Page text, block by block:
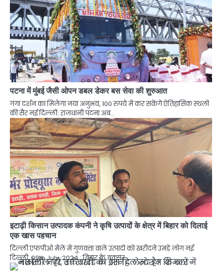
पटना में मुंबई जैसी ओपन डबल डेकर बस सेवा की शुरुआत
गंगा दर्शन का मिलेगा नया अनुभव, 100 रुपये में कर सकेंगे ऐतिहासिक स्थलों
की सैर नई दिल्ली: राजधानी पटना अब…
इटाढ़ी किसान उत्पादक कंपनी ने कृषि उत्पादों के क्षेत्र में बिहार को दिलाई
एक खास पहचान
दिल्ली एफपीओ मेले में गुणवत्ता वाले उत्पादों को खरीदने उमड़े लोग नई
दिल्ली, 09th July, 2024 : बिहार के बक्सर…